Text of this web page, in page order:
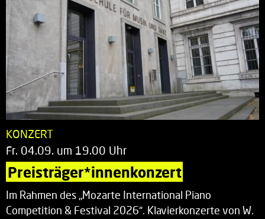
KONZERT
Fr. 04.09. um 19.00 Uhr
Preisträger*innenkonzert
Im Rahmen des „Mozarte International Piano
Competition & Festival 2026“. Klavierkonzerte von W.